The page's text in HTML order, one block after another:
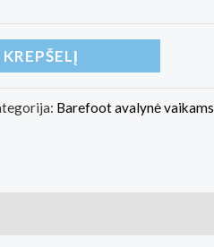
KREPŠELĮ
Barefoot avalynė vaikams